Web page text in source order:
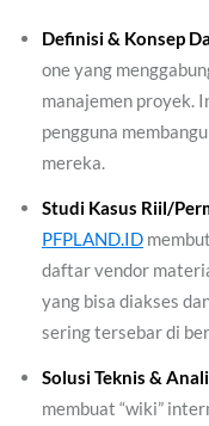
Definisi & Konsep
one yang
manajemen proyek.
pengguna
mereka.
Studi Kasus Riil/
PFPLAND.ID
daftar vendor
yang bisa diakses
sering tersebar di
Solusi Teknis &
membuat “wiki”